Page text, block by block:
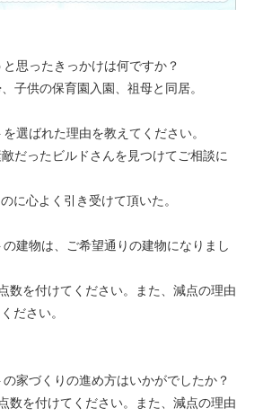
思ったきっかけは何ですか？
子供の保育園入園、祖母と同居。
選ばれた理由を教えてください。
だったビルドさんを見つけてご相談に
心よく引き受けて頂いた。
建物は、ご希望通りの建物になりまし
付けてください。また、減点の理由
ださい。
家づくりの進め方はいかがでしたか？
付けてください。また、減点の理由